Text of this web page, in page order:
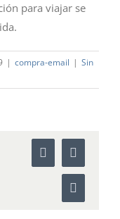
para viajar se
| compra-email | Sin
Facebook
Correo